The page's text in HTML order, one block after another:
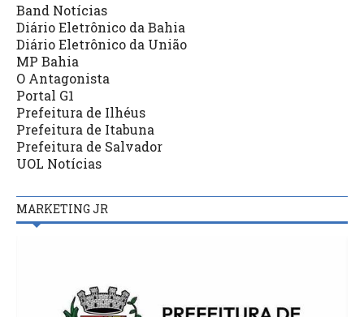
Band Notícias
Diário Eletrônico da Bahia
Diário Eletrônico da União
MP Bahia
O Antagonista
Portal G1
Prefeitura de Ilhéus
Prefeitura de Itabuna
Prefeitura de Salvador
UOL Notícias
MARKETING JR